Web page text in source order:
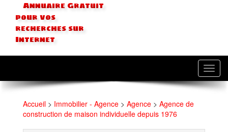
Annuaire Gratuit
pour vos
recherches sur
Internet
Accueil > Immobilier - Agence > Agence > Agence de
construction de maison individuelle depuis 1976